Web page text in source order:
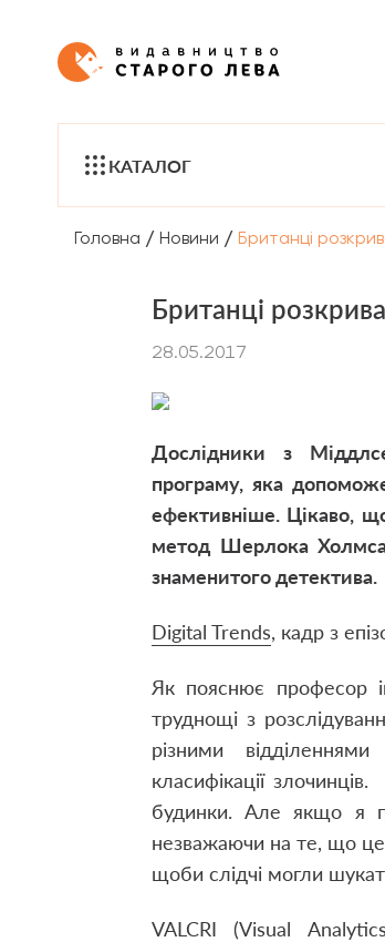
КАТАЛОГ
Головна / Новини / Британці
Британці
28.05.2017
Дослідники з
програму, яка
ефективніше. Цікаво,
метод Шерлока
знаменитого детектива.
Digital Trends, кадр з
Як пояснює професор
труднощі з
різними
класифікації
будинки.Але якщо я
незважаючи на те, що
щоби слідчі могли
VALCRI (Visual